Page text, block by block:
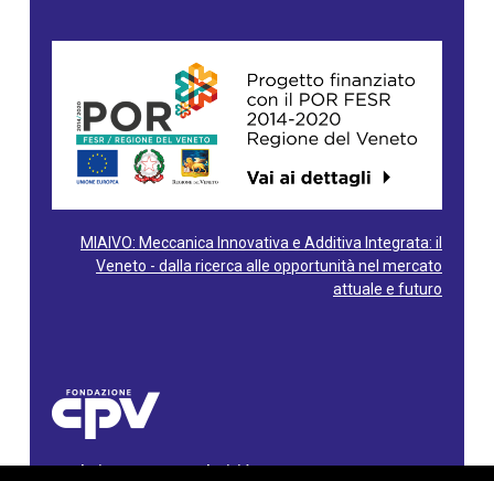
MIAIVO: Meccanica Innovativa e Additiva Integrata: il
Veneto - dalla ricerca alle opportunità nel mercato
attuale e futuro
Fondazione Centro Produttività Veneto